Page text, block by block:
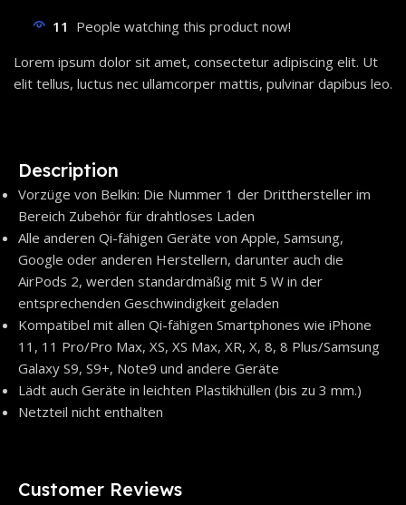
11 People watching this product now!
Lorem ipsum dolor sit amet, consectetur adipiscing elit. Ut
elit tellus, luctus nec ullamcorper mattis, pulvinar dapibus leo.
Description
Vorzüge von Belkin: Die Nummer 1 der Dritthersteller im
Bereich Zubehör für drahtloses Laden
Alle anderen Qi-fähigen Geräte von Apple, Samsung,
Google oder anderen Herstellern, darunter auch die
AirPods 2, werden standardmäßig mit 5 W in der
entsprechenden Geschwindigkeit geladen
Kompatibel mit allen Qi-fähigen Smartphones wie iPhone
11, 11 Pro/Pro Max, XS, XS Max, XR, X, 8, 8 Plus/Samsung
Galaxy S9, S9+, Note9 und andere Geräte
Lädt auch Geräte in leichten Plastikhüllen (bis zu 3 mm.)
Netzteil nicht enthalten
Customer Reviews